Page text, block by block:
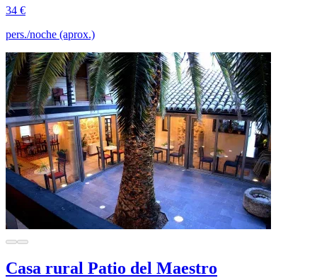
34 €
pers./noche (aprox.)
Casa rural Patio del Maestro